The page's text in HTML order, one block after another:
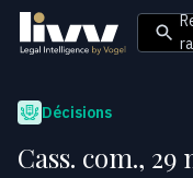
Décisions
Cass. com., 29